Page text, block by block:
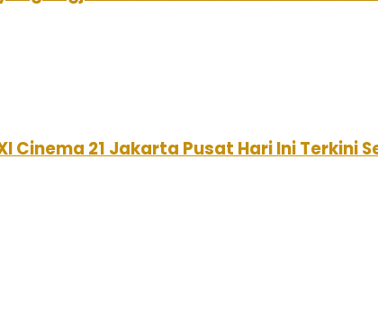
Cinema 21 Jakarta Pusat Hari Ini Terkini